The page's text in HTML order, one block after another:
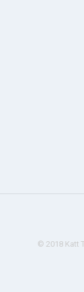
© 2018 Katt